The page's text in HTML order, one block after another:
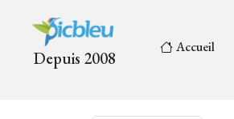
Depuis 2008
Accueil